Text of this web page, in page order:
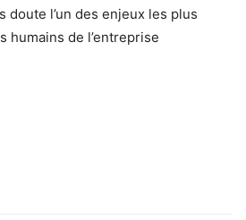
doute l’un des enjeux les plus
humains de l’entreprise